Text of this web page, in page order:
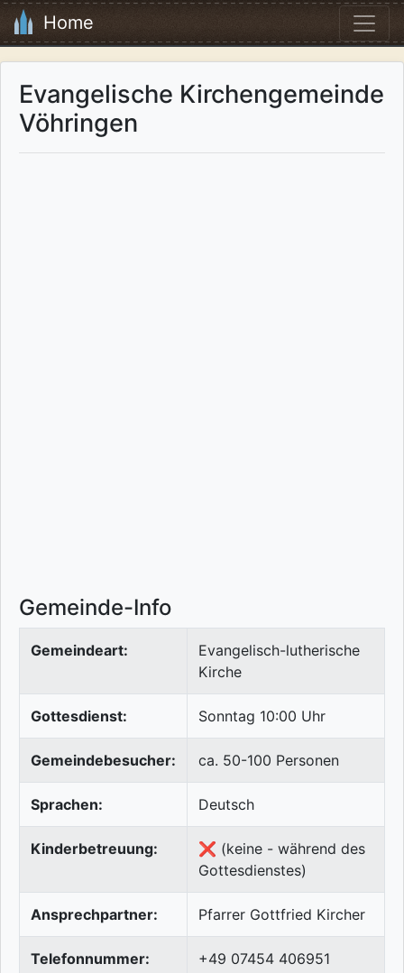
Home
Evangelische Kirchengemeinde
Vöhringen
Gemeinde-Info
Gemeindeart:
Evangelisch-lutherische
Kirche
Gottesdienst: Sonntag 10:00 Uhr
Gemeindebesucher: ca. 50-100 Personen
Sprachen: Deutsch
Kinderbetreuung:
❌ (keine - während des
Gottesdienstes)
Ansprechpartner: Pfarrer Gottfried Kircher
Telefonnummer: +49 07454 406951